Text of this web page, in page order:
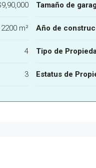
2200 m²
4
3
Tamaño de
Año de
Tipo de
Estatus de